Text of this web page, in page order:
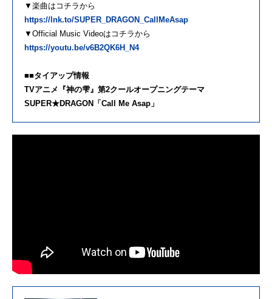
▼楽曲はコチラから
https://lnk.to/SUPER_DRAGON_CallMeAsap
▼Official Music Videoはコチラから
https://youtu.be/v6B2QK6H_N4
■■タイアップ情報
TVアニメ『神の雫』第2クールオープニングテーマ
SUPER★DRAGON「Call Me Asap」